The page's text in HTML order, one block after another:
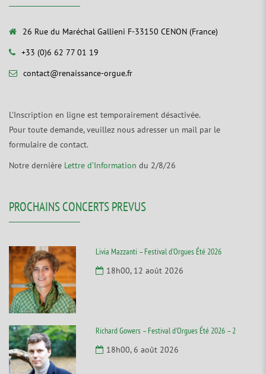
26 Rue du Maréchal Gallieni F-33150 CENON (France)
+33 (0)6 62 77 01 19
contact@renaissance-orgue.fr
L’Inscription en ligne est temporairement désactivée.
Pour toute demande, veuillez nous adresser un mail par le
formulaire de contact.
Notre dernière Lettre d’Information du 2/8/26
PROCHAINS CONCERTS PREVUS
Livia Mazzanti – Festival d’Orgues Été 2026
18h00, 12 août 2026
Richard Gowers – Festival d’Orgues Été 2026 – 2
18h00, 6 août 2026